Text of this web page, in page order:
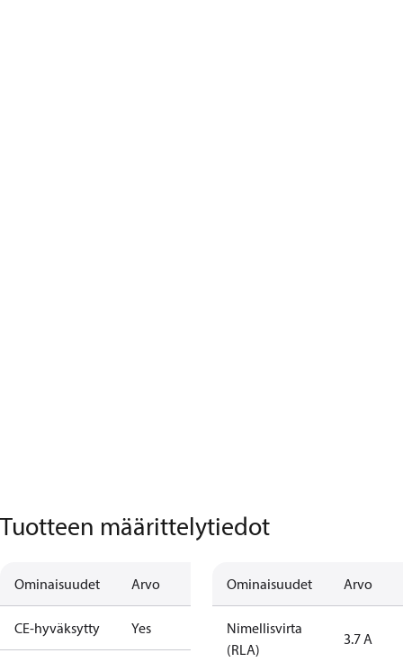
Tuotteen määrittelytiedot
Ominaisuudet Arvo
CE-hyväksytty Yes
Ominaisuudet Arvo
Nimellisvirta
(RLA)
3.7 A